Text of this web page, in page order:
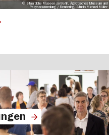
© Staatliche Museen zu Berlin, Ägyptisches Museum und
Papyrussammlung / Rendering, Studio Michael Müller